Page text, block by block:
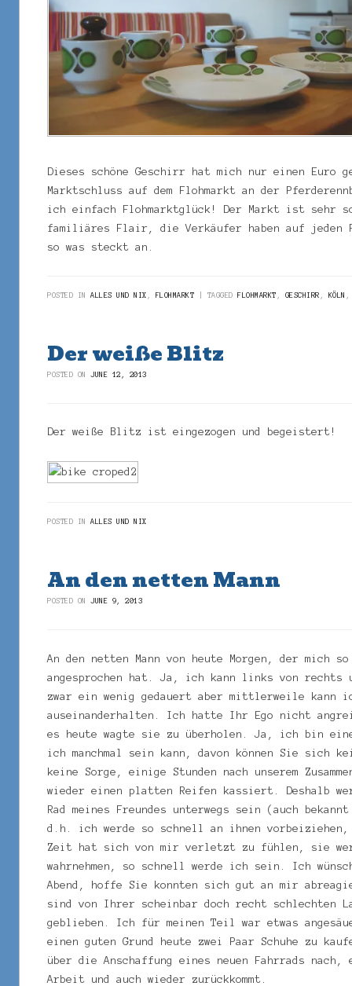
Dieses schöne Geschirr hat mich nur einen Euro
Marktschluss auf dem Flohmarkt an der
ich einfach Flohmarktglück! Der Markt ist sehr
familiäres Flair, die Verkäufer haben auf jeden
so was steckt an.
POSTED INALLES UND NIX FLOHMARKT TAGGED FLOHMARKT GESCHIRR KÖLN
Der weiße Blitz
POSTED ON JUNE 12, 2013
Der weiße Blitz ist eingezogen und begeistert!
POSTED INALLES UND NIX
An den netten Mann
POSTED ON JUNE 9, 2013
An den netten Mann von heute Morgen, der mich
angesprochen hat. Ja, ich kann links von rechts
zwar ein wenig gedauert aber mittlerweile kann
auseinanderhalten. Ich hatte Ihr Ego nicht
es heute wagte sie zu überholen. Ja, ich bin
ich manchmal sein kann, davon können Sie sich
keine Sorge, einige Stunden nach unserem
wieder einen platten Reifen kassiert. Deshalb
Rad meines Freundes unterwegs sein (auch
d.h. ich werde so schnell an ihnen
Zeit hat sich von mir verletzt zu fühlen, sie
wahrnehmen, so schnell werde ich sein. Ich
Abend, hoffe Sie konnten sich gut an mir
sind von Ihrer scheinbar doch recht schlechten
geblieben. Ich für meinen Teil war etwas
einen guten Grund heute zwei Paar Schuhe zu
über die Anschaffung eines neuen Fahrrads
Arbeit und auch wieder zurückkommt.